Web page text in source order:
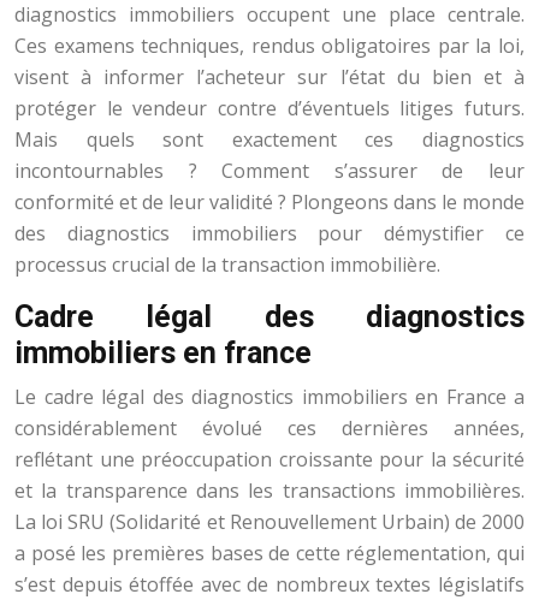
diagnostics immobiliers occupent une place centrale.
Ces examens techniques, rendus obligatoires par la loi,
visent à informer l’acheteur sur l’état du bien et à
protéger le vendeur contre d’éventuels litiges futurs.
Mais quels sont exactement ces diagnostics
incontournables ? Comment s’assurer de leur
conformité et de leur validité ? Plongeons dans le monde
des diagnostics immobiliers pour démystifier ce
processus crucial de la transaction immobilière.
Cadre légal des diagnostics
immobiliers en france
Le cadre légal des diagnostics immobiliers en France a
considérablement évolué ces dernières années,
reflétant une préoccupation croissante pour la sécurité
et la transparence dans les transactions immobilières.
La loi SRU (Solidarité et Renouvellement Urbain) de 2000
a posé les premières bases de cette réglementation, qui
s’est depuis étoffée avec de nombreux textes législatifs